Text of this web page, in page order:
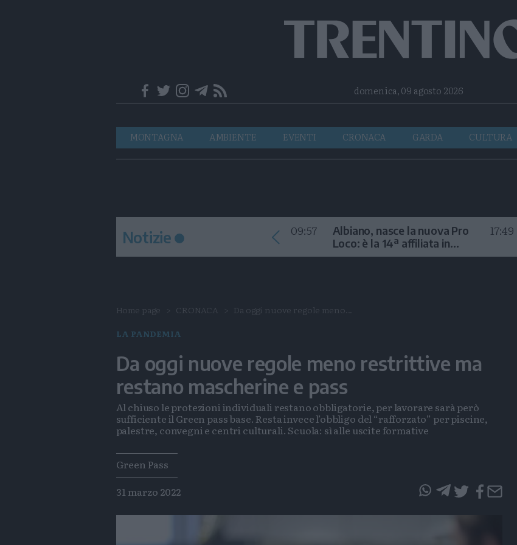
Telegram
RSS
domenica, 09 agosto 2026
Navigazione
principale
MONTAGNA AMBIENTE EVENTI CRONACA GARDA CULTURA
Notizie 09:57
Albiano, nasce la nuova Pro
Loco: è la 14ª affiliata in
Trentino nel 2026
17:49
Home page CRONACA Da oggi nuove regole meno...
LA PANDEMIA
Da oggi nuove regole meno restrittive ma
restano mascherine e pass
Al chiuso le protezioni individuali restano obbligatorie, per lavorare sarà però
sufficiente il Green pass base. Resta invece l’obbligo del “rafforzato” per piscine,
palestre, convegni e centri culturali. Scuola: sì alle uscite formative
Tags
Green Pass
31 marzo 2022